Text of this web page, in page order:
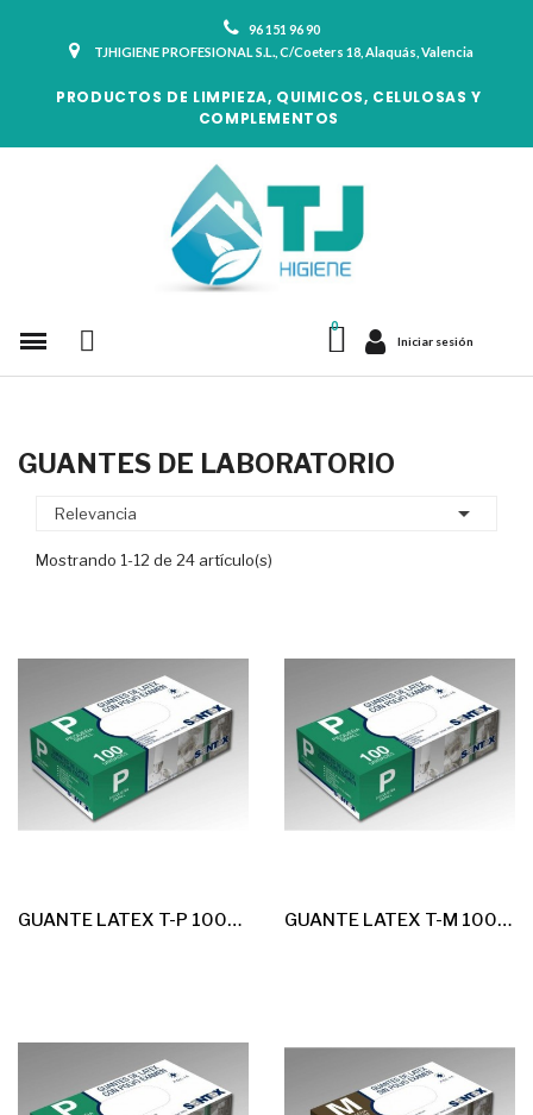
96 151 96 90
TJHIGIENE PROFESIONAL S.L., C/Coeters 18, Alaquás, Valencia
PRODUCTOS DE LIMPIEZA, QUIMICOS, CELULOSAS Y
COMPLEMENTOS
Iniciar sesión
GUANTES DE LABORATORIO
Relevancia 
Mostrando 1-12 de 24 artículo(s)
GUANTE LATEX T-P 100u *Con Polvo* G-4,5 GUANTE LATEX T-M 100u *Con Polvo* G-4,5